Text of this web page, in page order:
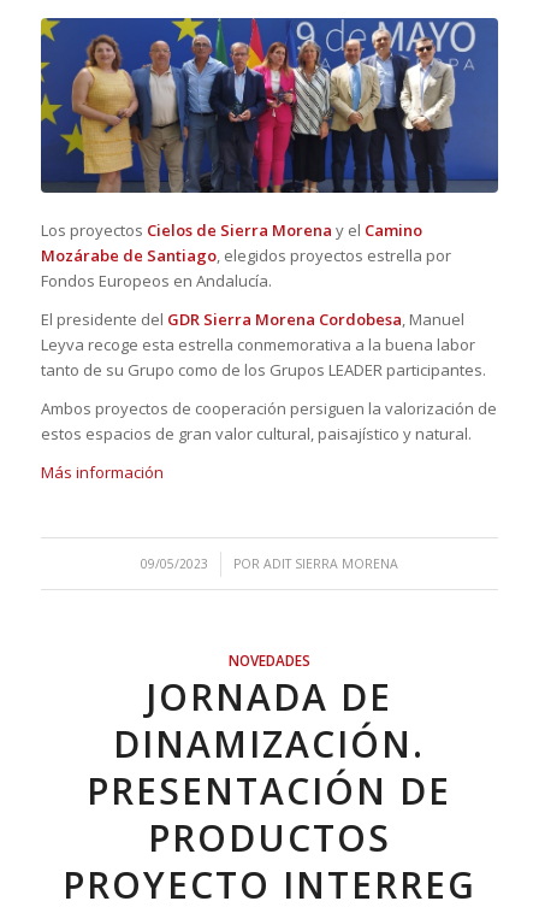
Los proyectos Cielos de Sierra Morena y el Camino
Mozárabe de Santiago, elegidos proyectos estrella por
Fondos Europeos en Andalucía.
El presidente del GDR Sierra Morena Cordobesa, Manuel
Leyva recoge esta estrella conmemorativa a la buena labor
tanto de su Grupo como de los Grupos LEADER participantes.
Ambos proyectos de cooperación persiguen la valorización de
estos espacios de gran valor cultural, paisajístico y natural.
Más información
09/05/2023
/ POR ADIT SIERRA MORENA
NOVEDADES
JORNADA DE
DINAMIZACIÓN.
PRESENTACIÓN DE
PRODUCTOS
PROYECTO INTERREG